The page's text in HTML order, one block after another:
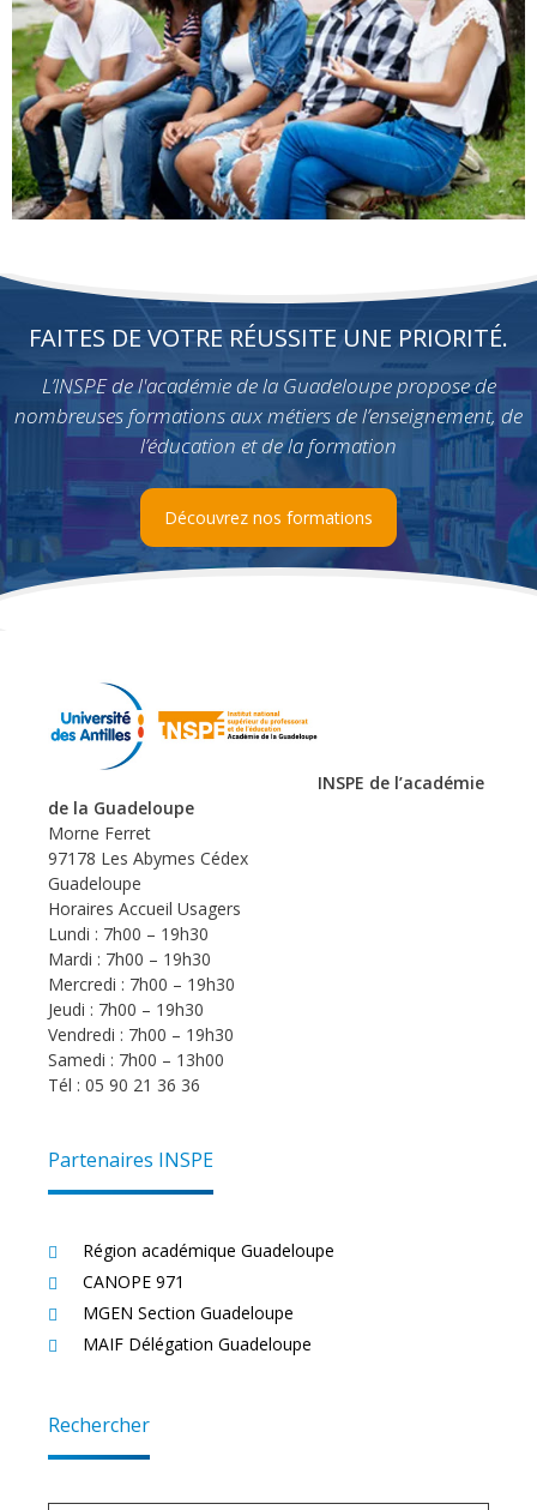
FAITES DE VOTRE RÉUSSITE UNE PRIORITÉ.
L’INSPE de l'académie de la Guadeloupe propose de
nombreuses formations aux métiers de l’enseignement, de
l’éducation et de la formation
Découvrez nos formations
INSPE de l’académie
de la Guadeloupe
Morne Ferret
97178 Les Abymes Cédex
Guadeloupe
Horaires Accueil Usagers
Lundi : 7h00 – 19h30
Mardi : 7h00 – 19h30
Mercredi : 7h00 – 19h30
Jeudi : 7h00 – 19h30
Vendredi : 7h00 – 19h30
Samedi : 7h00 – 13h00
Tél : 05 90 21 36 36
Partenaires INSPE
Région académique Guadeloupe
CANOPE 971
MGEN Section Guadeloupe
MAIF Délégation Guadeloupe
Rechercher